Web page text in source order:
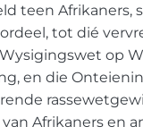
teen Afrikaners,
tot dié
op
en die
Afrikaners en